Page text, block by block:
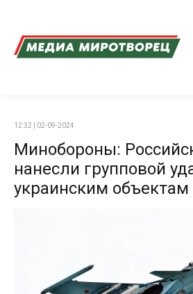
12:32 | 02-09-2024
Минобороны:
нанесли групповой
украинским